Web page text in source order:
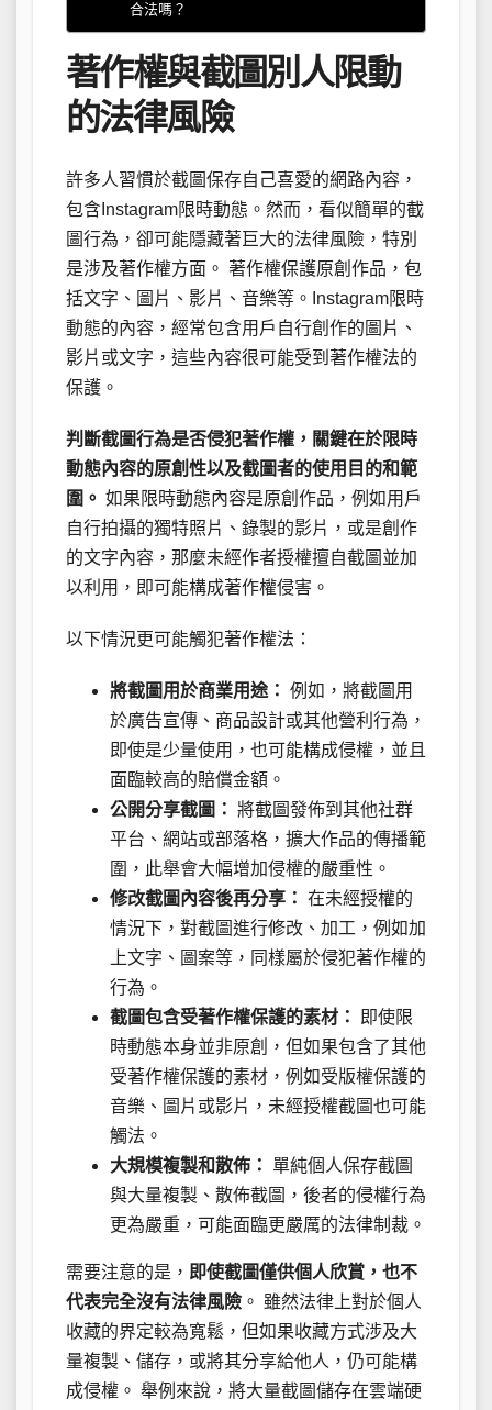
合法嗎？
著作權與截圖別人限動
的法律風險
許多人習慣於截圖保存自己喜愛的網路內容，
包含Instagram限時動態。然而，看似簡單的截
圖行為，卻可能隱藏著巨大的法律風險，特別
是涉及著作權方面。 著作權保護原創作品，包
括文字、圖片、影片、音樂等。Instagram限時
動態的內容，經常包含用戶自行創作的圖片、
影片或文字，這些內容很可能受到著作權法的
保護。
判斷截圖行為是否侵犯著作權，關鍵在於限時
動態內容的原創性以及截圖者的使用目的和範
圍。 如果限時動態內容是原創作品，例如用戶
自行拍攝的獨特照片、錄製的影片，或是創作
的文字內容，那麼未經作者授權擅自截圖並加
以利用，即可能構成著作權侵害。
以下情況更可能觸犯著作權法：
將截圖用於商業用途： 例如，將截圖用
於廣告宣傳、商品設計或其他營利行為，
即使是少量使用，也可能構成侵權，並且
面臨較高的賠償金額。
公開分享截圖： 將截圖發佈到其他社群
平台、網站或部落格，擴大作品的傳播範
圍，此舉會大幅增加侵權的嚴重性。
修改截圖內容後再分享： 在未經授權的
情況下，對截圖進行修改、加工，例如加
上文字、圖案等，同樣屬於侵犯著作權的
行為。
截圖包含受著作權保護的素材：
即使限
時動態本身並非原創，但如果包含了其他
受著作權保護的素材，例如受版權保護的
音樂、圖片或影片，未經授權截圖也可能
觸法。
大規模複製和散佈：
單純個人保存截圖
與大量複製、散佈截圖，後者的侵權行為
更為嚴重，可能面臨更嚴厲的法律制裁。
需要注意的是， 即使截圖僅供個人欣賞，也不
代表完全沒有法律風險 。 雖然法律上對於個人
收藏的界定較為寬鬆，但如果收藏方式涉及大
量複製、儲存，或將其分享給他人，仍可能構
成侵權。 舉例來說，將大量截圖儲存在雲端硬